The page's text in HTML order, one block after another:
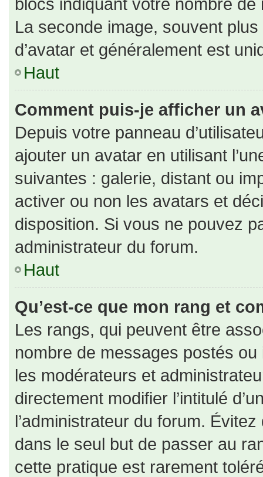
La seconde image, souvent
d’avatar et généralement est
Haut
Comment puis-je afficher un
Depuis votre panneau
ajouter un avatar en utilisant
suivantes : galerie, distant ou
activer ou non les avatars et
disposition. Si vous ne pouvez
administrateur du forum.
Haut
Qu’est-ce que mon rang et
Les rangs, qui peuvent être
nombre de messages postés
les modérateurs et
directement modifier l’intitulé
l’administrateur du forum.
dans le seul but de passer au
cette pratique est rarement